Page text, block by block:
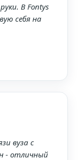
В Fontys
себя на
вуза с
- отличный